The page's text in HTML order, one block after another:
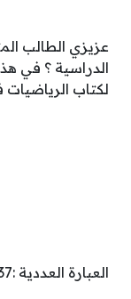
عزيزي الطالب
الدراسية ؟ في
لكتاب الرياضيات في
العبارة العددية :37-9